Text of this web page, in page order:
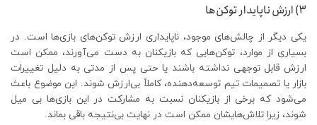
۳) ارزش ناپایدار توکن‌ها
یکی دیگر از چالش‌های موجود، ناپایداری ارزش توکن‌های بازی‌ها است. در
بسیاری از موارد، توکن‌هایی که بازیکنان به دست می‌آورند، ممکن است
ارزش قابل توجهی نداشته باشند یا حتی پس از مدتی به دلیل تغییرات
بازار یا تصمیمات تیم توسعه‌دهنده، کاملاً بی‌ارزش شوند. این موضوع باعث
می‌شود که برخی از بازیکنان نسبت به مشارکت در این بازی‌ها بی ‌میل
شوند، زیرا تلاش‌هایشان ممکن است در نهایت بی‌نتیجه باقی بماند.